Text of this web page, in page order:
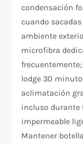
condensación
cuando
ambiente
microfibra
lodge 30
aclimatación
incluso durante
impermeable
Mantener